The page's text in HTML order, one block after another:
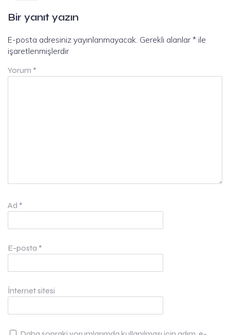
Bir yanıt yazın
E-posta adresiniz yayınlanmayacak. Gerekli alanlar* ile
işaretlenmişlerdir
Yorum *
Ad *
E-posta *
İnternet sitesi